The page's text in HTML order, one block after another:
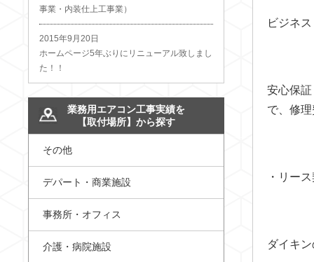
ビジネ
安心保
で、修
・リー
ダイキ
事業・内装仕上工事業）
2015年9月20日
ホームページ5年ぶりにリニューアル致しまし
た！！
業務用エアコン工事実績を
【取付場所】から探す
その他
デパート・商業施設
事務所・オフィス
介護・病院施設